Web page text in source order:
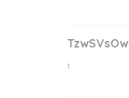
TzwSVsOw
1